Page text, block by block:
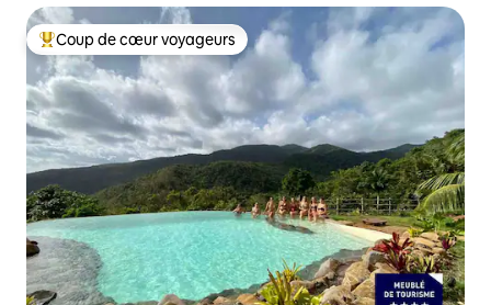
Coups de cœur voyageurs les plus appréciés
Coup de cœur voyageurs